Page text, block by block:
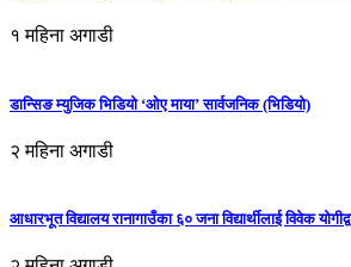
१ महिना अगाडी
डान्सिङ म्युजिक भिडियो ‘ओए माया’ सार्वजनिक (भिडियो)
२ महिना अगाडी
आधारभूत विद्यालय रानागाउँका ६० जना विद्यार्थीलाई विवेक